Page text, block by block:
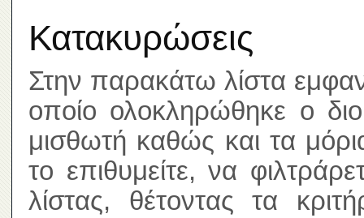
Κατακυρώσεις
Στην παρακάτω λίστα
οποίο ολοκληρώθηκε ο
μισθωτή καθώς και τα
το επιθυμείτε, να
λίστας, θέτοντας τα